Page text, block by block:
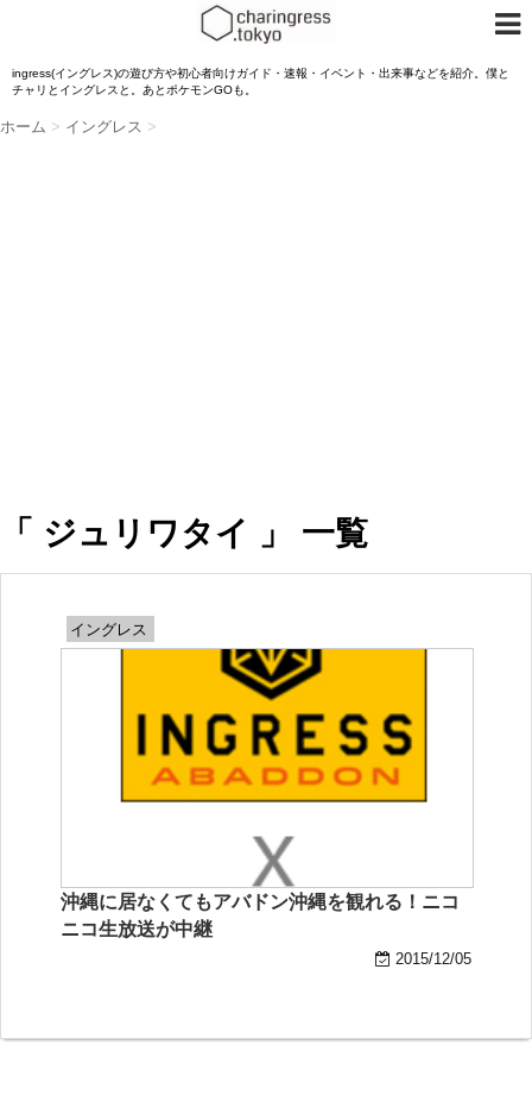
ingress(イングレス)の遊び方や初心者向けガイド・速報・イベント・出来事などを紹介。僕と
チャリとイングレスと。あとポケモンGOも。
ホーム > イングレス >
「 ジュリワタイ 」 一覧
イングレス
沖縄に居なくてもアバドン沖縄を観れる！ニコ
ニコ生放送が中継
2015/12/05